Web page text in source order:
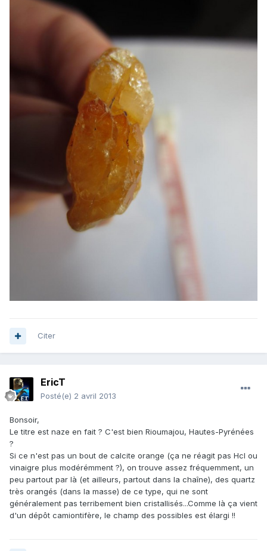
Citer
EricT
Posté(e) 2 avril 2013
Bonsoir,
Le titre est naze en fait ? C'est bien Rioumajou, Hautes-Pyrénées
?
Si ce n'est pas un bout de calcite orange (ça ne réagit pas Hcl ou
vinaigre plus modérémment ?), on trouve assez fréquemment, un
peu partout par là (et ailleurs, partout dans la chaîne), des quartz
très orangés (dans la masse) de ce type, qui ne sont
généralement pas terribement bien cristallisés...Comme là ça vient
d'un dépôt camiontifère, le champ des possibles est élargi !!